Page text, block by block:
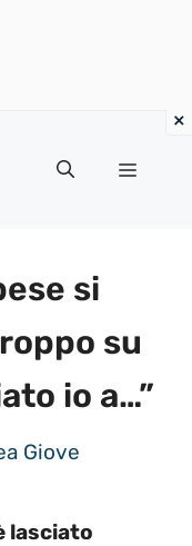
Menu
si
su
io a…”
Giove
lasciato